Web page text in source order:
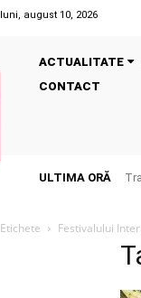
luni, august 10, 2026
ACTUALITATE
CONTACT
ULTIMA ORĂ
Etichete Festivalului